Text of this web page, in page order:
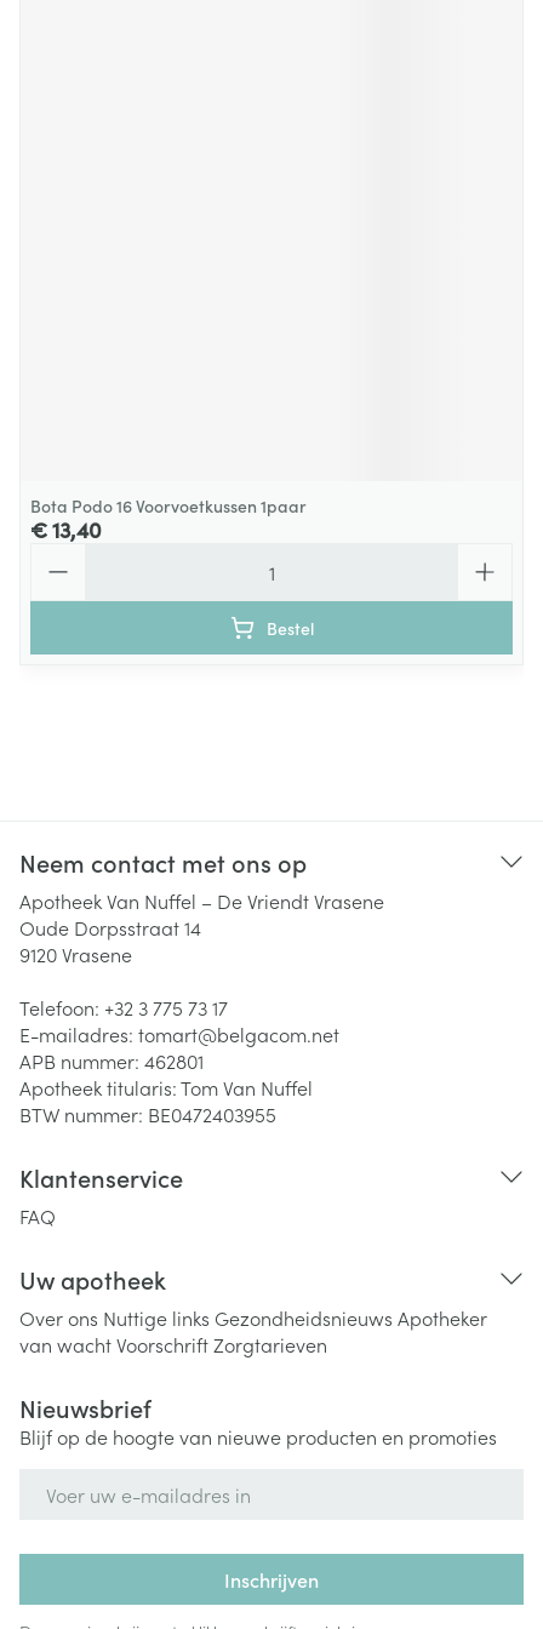
Bota Podo 16 Voorvoetkussen 1paar
€ 13,40
Bestel
Neem contact met ons op
Apotheek Van Nuffel – De Vriendt Vrasene
Oude Dorpsstraat 14
9120Vrasene
Telefoon: +32 3 775 73 17
E-mailadres: tomart@belgacom.net
APB nummer: 462801
Apotheek titularis:Tom Van Nuffel
BTW nummer: BE0472403955
Klantenservice
FAQ
Uw apotheek
Over ons Nuttige links Gezondheidsnieuws Apotheker
van wachtVoorschriftZorgtarieven
Nieuwsbrief
Blijf op de hoogte van nieuwe producten en promoties
Inschrijven